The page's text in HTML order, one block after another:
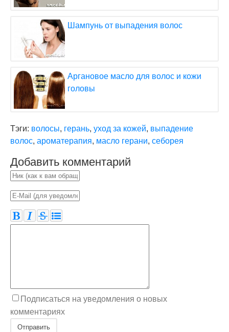
Шампунь от выпадения волос
Аргановое масло для волос и кожи
головы
Тэги: волосы, герань, уход за кожей, выпадение
волос, ароматерапия, масло герани, себорея
Добавить комментарий
Подписаться на уведомления о новых
комментариях
Отправить